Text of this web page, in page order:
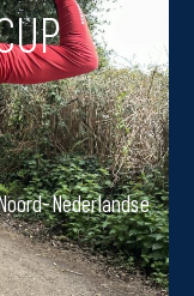
Nederlandse